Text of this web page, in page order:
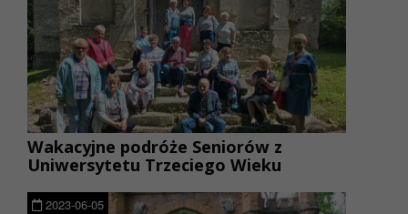
Wakacyjne podróże Seniorów z
Uniwersytetu Trzeciego Wieku
2023-06-05